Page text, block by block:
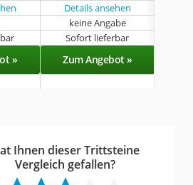
Details ansehen
keine Angabe
Sofort lieferbar
» Zum Angebot »
Ihnen dieser Trittsteine
Vergleich gefallen?